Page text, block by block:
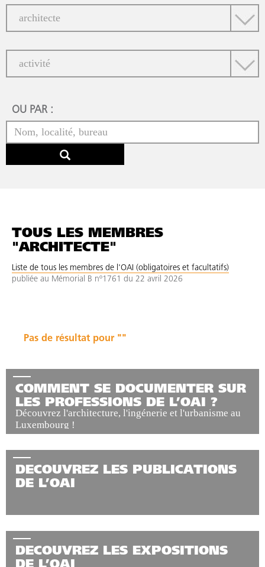
OU PAR :
TOUS LES MEMBRES
"ARCHITECTE"
Liste de tous les membres de l'OAI (obligatoires et facultatifs)
publiée au Mémorial B nº1761 du 22 avril 2026
Pas de résultat pour ""
COMMENT SE DOCUMENTER SUR
LES PROFESSIONS DE L’OAI ?
Découvrez l'architecture, l'ingénerie et l'urbanisme au
Luxembourg !
DECOUVREZ LES PUBLICATIONS
DE L’OAI
DECOUVREZ LES EXPOSITIONS